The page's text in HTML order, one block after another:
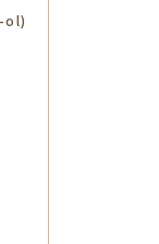
ol)